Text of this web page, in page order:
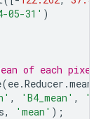
05-31' )
of each pixel
(ee.Reducer .mean
, 'B4_mean' ,
, 'mean' );